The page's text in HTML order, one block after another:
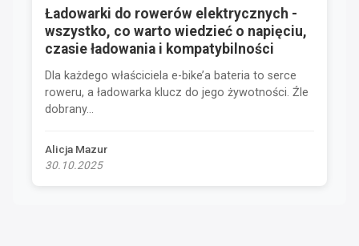
Ładowarki do rowerów elektrycznych -
wszystko, co warto wiedzieć o napięciu,
czasie ładowania i kompatybilności
Dla każdego właściciela e-bike’a bateria to serce
roweru, a ładowarka klucz do jego żywotności. Źle
dobrany...
Alicja Mazur
30.10.2025